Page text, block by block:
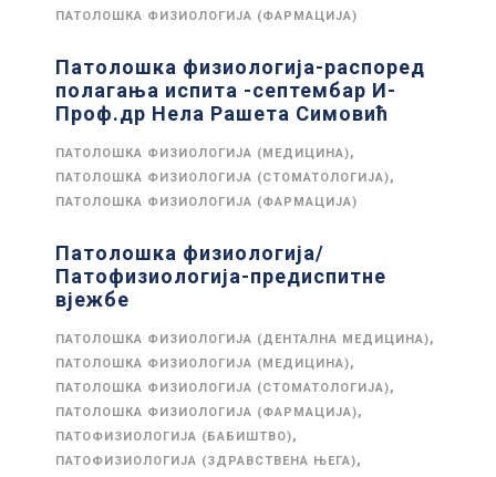
ПАТОЛОШКА ФИЗИОЛОГИЈА (ФАРМАЦИЈА)
Патолошка физиологија-распоред
полагања испита -септембар И-
Проф.др Нела Рашета Симовић
ПАТОЛОШКА ФИЗИОЛОГИЈА (МЕДИЦИНА),
ПАТОЛОШКА ФИЗИОЛОГИЈА (СТОМАТОЛОГИЈА),
ПАТОЛОШКА ФИЗИОЛОГИЈА (ФАРМАЦИЈА)
Патолошка физиологија/
Патофизиологија-предиспитне
вјежбе
ПАТОЛОШКА ФИЗИОЛОГИЈА (ДЕНТАЛНА МЕДИЦИНА),
ПАТОЛОШКА ФИЗИОЛОГИЈА (МЕДИЦИНА),
ПАТОЛОШКА ФИЗИОЛОГИЈА (СТОМАТОЛОГИЈА),
ПАТОЛОШКА ФИЗИОЛОГИЈА (ФАРМАЦИЈА),
ПАТОФИЗИОЛОГИЈА (БАБИШТВО),
ПАТОФИЗИОЛОГИЈА (ЗДРАВСТВЕНА ЊЕГА),